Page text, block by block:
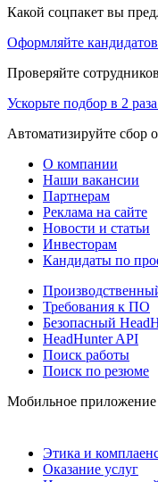
Какой соцпакет вы
Оформляйте
Проверяйте
Ускорьте подбор в 2
Автоматизируйте сбор
О компании
Наши вакансии
Партнерам
Реклама на сайте
Новости и статьи
Инвесторам
Кандидаты по
Требования к ПО
Безопасный
HeadHunter API
Поиск работы
Поиск по резюме
Мобильное приложение
Этика и
Оказание услуг